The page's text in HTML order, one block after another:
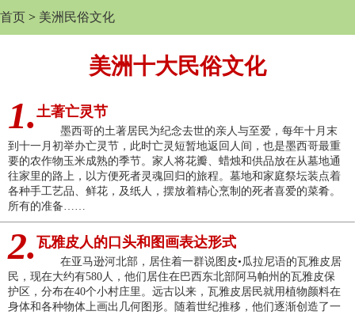
首页 > 美洲民俗文化
美洲十大民俗文化
1. 土著亡灵节
墨西哥的土著居民为纪念去世的亲人与至爱，每年十月末
到十一月初举办亡灵节，此时亡灵短暂地返回人间，也是墨西哥最重
要的农作物玉米成熟的季节。家人将花瓣、蜡烛和供品放在从墓地通
往家里的路上，以方便死者灵魂回归的旅程。墓地和家庭祭坛装点着
各种手工艺品、鲜花，及纸人，摆放着精心烹制的死者喜爱的菜肴。
所有的准备……
2. 瓦雅皮人的口头和图画表达形式
在亚马逊河北部，居住着一群说图皮•瓜拉尼语的瓦雅皮居
民，现在大约有580人，他们居住在巴西东北部阿马帕州的瓦雅皮保
护区，分布在40个小村庄里。远古以来，瓦雅皮居民就用植物颜料在
身体和各种物体上画出几何图形。随着世纪推移，他们逐渐创造了一